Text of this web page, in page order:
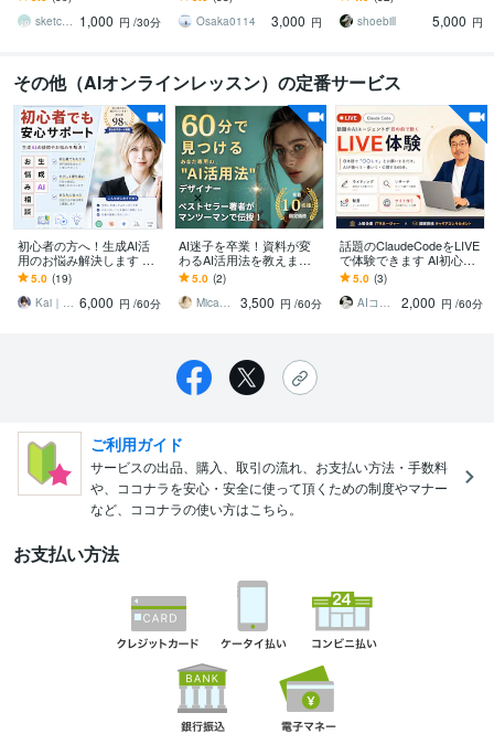
・制作など Codex他の厳
選AI
sketchnews 1,000 円 /30分
に合うルール・スキルを
作成します
Osaka0114
3,000 円
得後、アメリカ研究者経
験者がお手伝い
shoebill
5,000 円
その他（AIオンラインレッスン）の定番サービス
初心者の方へ！生成AI活
用のお悩み解決します 実
績200件超の専門家が中立
にツール選定から伴走
5.0 (19)
Kai｜生成AI歴4年_開発から活用まで 6,000 円 /60分
AI迷子を卒業！資料が変
わるAI活用法を教えます
初心者OK｜デザイナー×
ベストセラー著者が丁寧
に伝授
5.0 (2)
Mica｜TOWA PRESS想いを形に
3,500 円 /60分
話題のClaudeCodeをLIVE
で体験できます AI初心者
歓迎、難しい設定なし、
見て、聞いて、わかる60
分
5.0 (3)
AIコーチング くろこらぼ
2,000 円 /60分
ご利用ガイド
サービスの出品、購入、取引の流れ、お支払い方法・手数料
や、ココナラを安心・安全に使って頂くための制度やマナー
など、ココナラの使い方はこちら。
お支払い方法